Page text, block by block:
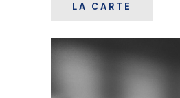
LA CARTE